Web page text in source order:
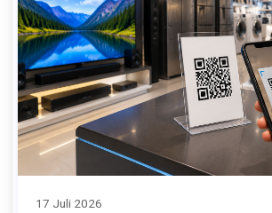
17 Juli 2026